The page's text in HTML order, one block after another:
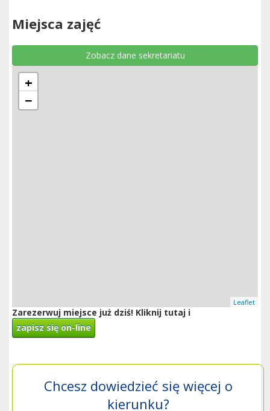
Miejsca zajęć
Zobacz dane sekretariatu
+
−
Leaflet
Zarezerwuj miejsce już dziś! Kliknij tutaj i
zapisz się on-line
Chcesz dowiedzieć się więcej o
kierunku?